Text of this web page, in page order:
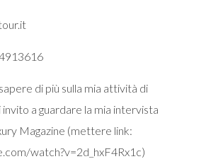
di più sulla mia attività di
invito a guardare la mia intervista
Magazine (mettere link:
watch?v=2d_hxF4Rx1c)